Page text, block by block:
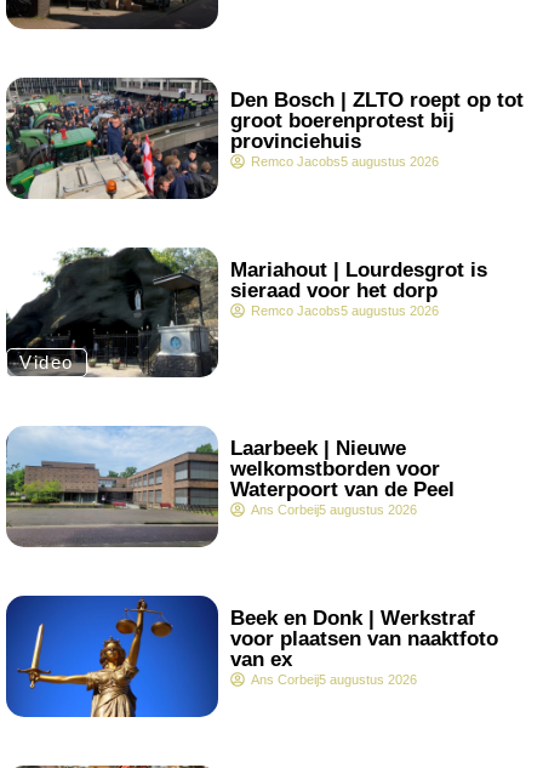
.
Den Bosch | ZLTO roept op tot
groot boerenprotest bij
provinciehuis
Remco Jacobs5 augustus 2026
.
Video
Mariahout | Lourdesgrot is
sieraad voor het dorp
Remco Jacobs5 augustus 2026
.
Laarbeek | Nieuwe
welkomstborden voor
Waterpoort van de Peel
Ans Corbeij5 augustus 2026
Beek en Donk | Werkstraf
voor plaatsen van naaktfoto
van ex
Ans Corbeij5 augustus 2026